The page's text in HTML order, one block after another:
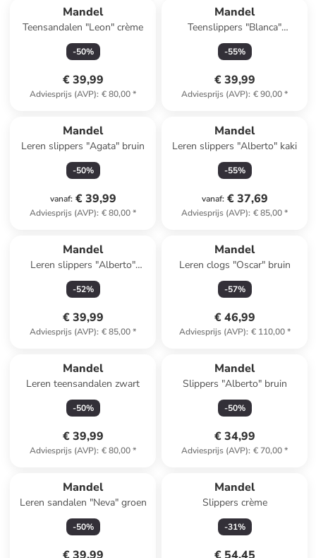
Mandel
Teensandalen "Leon" crème
-50%
€ 39,99
Adviesprijs (AVP): € 80,00*
Mandel
Teenslippers "Blanca"
bruin/beige
-55%
€ 39,99
Adviesprijs (AVP): € 90,00*
Mandel
Leren slippers "Agata" bruin
-50%
vanaf: € 39,99
Adviesprijs (AVP): € 80,00*
Mandel
Leren slippers "Alberto" kaki
-55%
vanaf: € 37,69
Adviesprijs (AVP): € 85,00*
Mandel
Leren slippers "Alberto"
lichtblauw
-52%
€ 39,99
Adviesprijs (AVP): € 85,00*
Mandel
Leren clogs "Oscar" bruin
-57%
€ 46,99
Adviesprijs (AVP): € 110,00*
Mandel
Leren teensandalen zwart
-50%
€ 39,99
Adviesprijs (AVP): € 80,00*
Mandel
Slippers "Alberto" bruin
-50%
€ 34,99
Adviesprijs (AVP): € 70,00*
Mandel
Leren sandalen "Neva" groen
-50%
Mandel
Slippers crème
-31%